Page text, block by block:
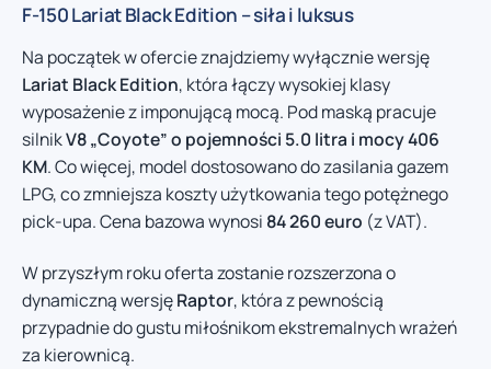
F-150 Lariat Black Edition – siła i luksus
Na początek w ofercie znajdziemy wyłącznie wersję
Lariat Black Edition, która łączy wysokiej klasy
wyposażenie z imponującą mocą. Pod maską pracuje
silnikV8 „Coyote” o pojemności 5.0 litra i mocy 406
KM. Co więcej, model dostosowano do zasilania gazem
LPG, co zmniejsza koszty użytkowania tego potężnego
pick-upa. Cena bazowa wynosi 84 260 euro (z VAT).
W przyszłym roku oferta zostanie rozszerzona o
dynamiczną wersjęRaptor, która z pewnością
przypadnie do gustu miłośnikom ekstremalnych wrażeń
za kierownicą.